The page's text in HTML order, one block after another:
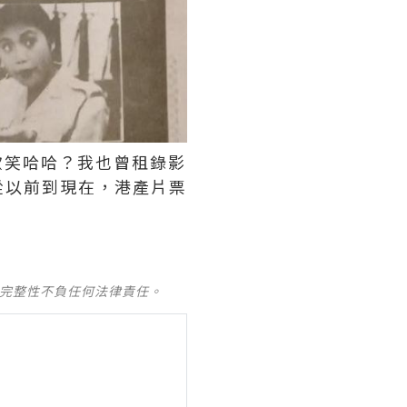
哈哈？我也曾租錄影
前到現在，港產片票
整性不負任何法律責任。